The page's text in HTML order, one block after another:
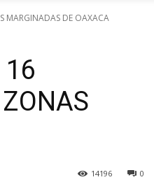
MARGINADAS DE OAXACA
16
0
14196